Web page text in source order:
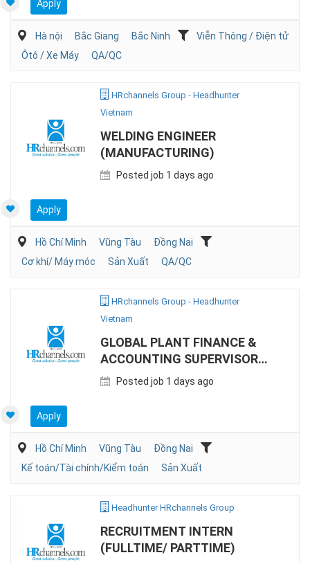
Apply
Hà nội Bắc Giang Bắc Ninh
Viễn Thông / Điện tử
Ôtô / Xe Máy
QA/QC
HRchannels Group - Headhunter
Vietnam
WELDING ENGINEER
(MANUFACTURING)
Posted job 1 days ago
Apply
Hồ Chí Minh Vũng Tàu
Đồng Nai
Cơ khí/ Máy móc
Sản Xuất QA/QC
HRchannels Group - Headhunter
Vietnam
GLOBAL PLANT FINANCE &
ACCOUNTING SUPERVISOR
(MANUFACTURING)
Posted job 1 days ago
Apply
Hồ Chí Minh Vũng Tàu
Đồng Nai
Kế toán/Tài chính/Kiểm toán
Sản Xuất
Headhunter HRchannels Group
RECRUITMENT INTERN
(FULLTIME/ PARTTIME)